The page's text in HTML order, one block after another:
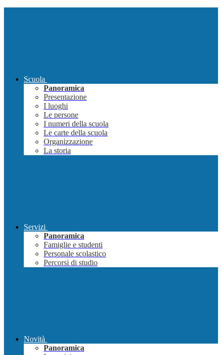
Scuola
Panoramica
Presentazione
I luoghi
Le persone
I numeri della scuola
Le carte della scuola
Organizzazione
La storia
Servizi
Panoramica
Famiglie e studenti
Personale scolastico
Percorsi di studio
Novità
Panoramica